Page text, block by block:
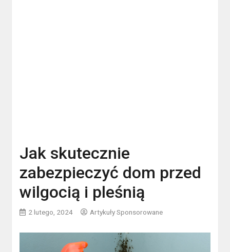
Jak skutecznie
zabezpieczyć dom przed
wilgocią i pleśnią
2 lutego, 2024 Artykuły Sponsorowane